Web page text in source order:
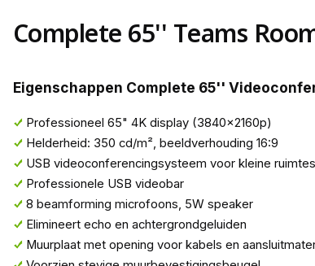
Complete 65'' Teams
Eigenschappen Complete 65''
Professioneel 65" 4K display (3840x2160p)
Helderheid: 350 cd/m², beeldverhouding 16:9
USB videoconferencingsysteem voor kleine ruimtes
Professionele USB videobar
8 beamforming microfoons, 5W speaker
Elimineert echo en achtergrondgeluiden
Muurplaat met opening voor kabels en